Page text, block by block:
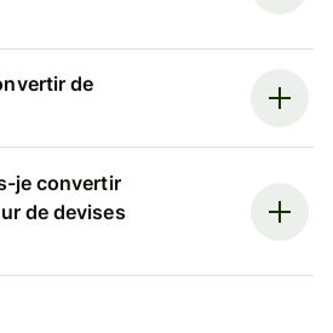
de
je convertir
de devises